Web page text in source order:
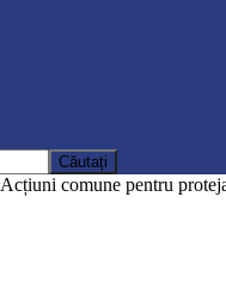
Acțiuni comune pentru